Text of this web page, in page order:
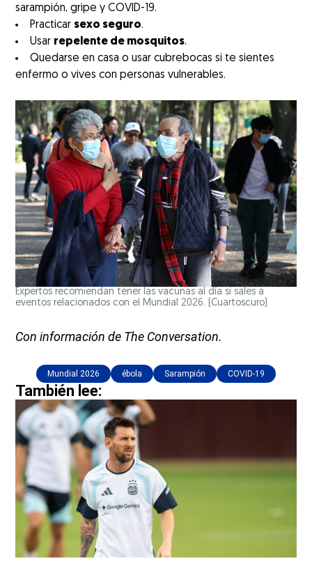
sarampión, gripe y COVID-19.
Practicar sexo seguro.
Usar repelente de mosquitos.
Quedarse en casa o usar cubrebocas si te sientes
enfermo o vives con personas vulnerables.
Expertos recomiendan tener las vacunas al día si sales a
eventos relacionados con el Mundial 2026. (Cuartoscuro)
Con información de The Conversation.
Mundial 2026 ébola Sarampión COVID-19
También lee: